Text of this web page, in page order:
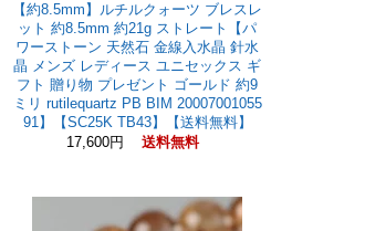
【約8.5mm】ルチルクォーツ ブレスレ
ット 約8.5mm 約21g ストレート【パ
ワーストーン 天然石 金線入水晶 針水
晶 メンズ レディース ユニセックス ギ
フト 贈り物 プレゼント ゴールド 約9
ミリ rutilequartz PB BIM 20007001055
91】【SC25K TB43】【送料無料】
17,600円
送料無料